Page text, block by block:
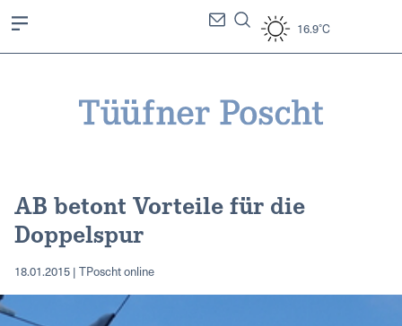
16.9°C
AB betont Vorteile für die
Doppelspur
18.01.2015 | TPoscht online